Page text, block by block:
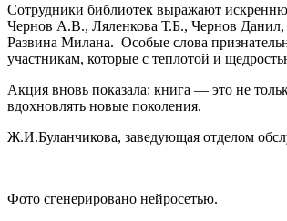
Сотрудники библиотек выражают
Чернов А.В., Ляленкова Т.Б., Чернов
Развина Милана. Особые слова
участникам, которые с теплотой и
Акция вновь показала: книга — это не
вдохновлять новые поколения.
Ж.И.Буланчикова, заведующая отделом
Фото сгенерировано нейросетью.